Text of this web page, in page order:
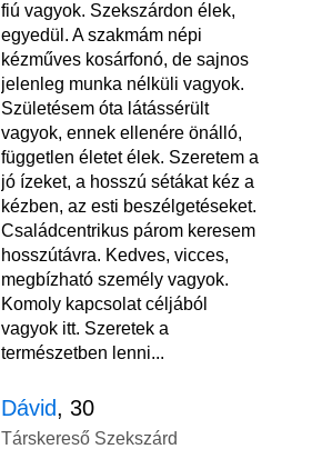
fiú vagyok. Szekszárdon élek,
egyedül. A szakmám népi
kézműves kosárfonó, de sajnos
jelenleg munka nélküli vagyok.
Születésem óta látássérült
vagyok, ennek ellenére önálló,
független életet élek. Szeretem a
jó ízeket, a hosszú sétákat kéz a
kézben, az esti beszélgetéseket.
Családcentrikus párom keresem
hosszútávra. Kedves, vicces,
megbízható személy vagyok.
Komoly kapcsolat céljából
vagyok itt. Szeretek a
természetben lenni...
Dávid, 30
Társkereső Szekszárd